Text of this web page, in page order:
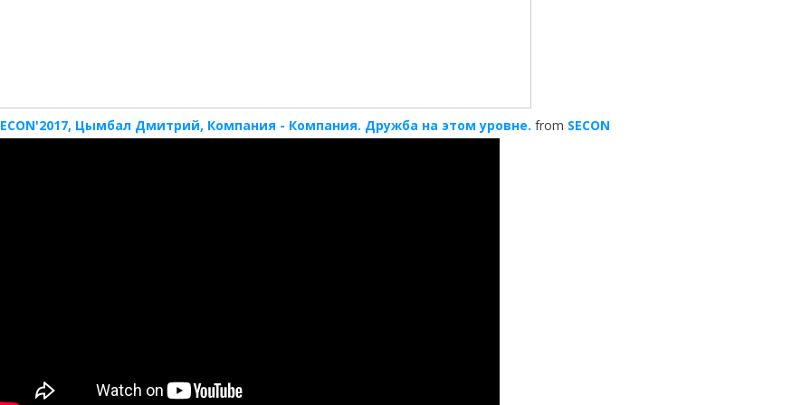
Цымбал Дмитрий, Компания - Компания. Дружба на этом уровне. from SECON